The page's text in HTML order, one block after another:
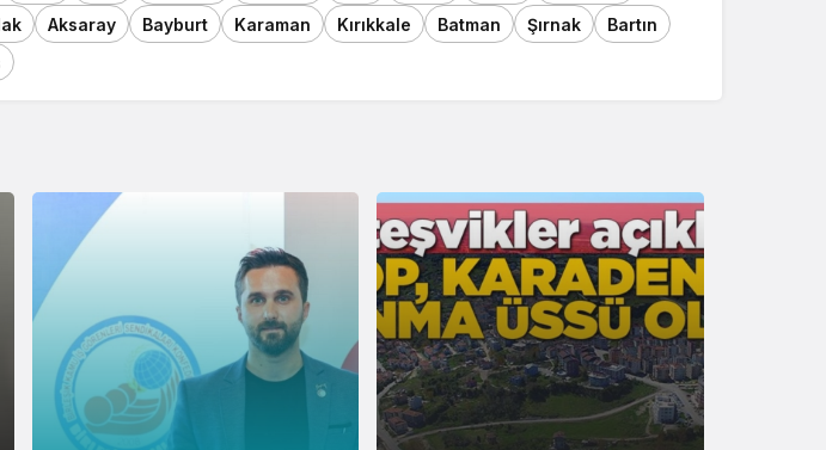
Aksaray Bayburt Karaman Kırıkkale Batman Şırnak
Bartın